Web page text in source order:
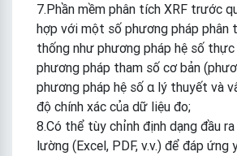
7.Phần mềm phân tích XRF trước
hợp với một số phương pháp phân
thống như phương pháp hệ số thực
phương pháp tham số cơ bản
phương pháp hệ số α lý thuyết và
độ chính xác của dữ liệu đo;
8.Có thể tùy chỉnh định dạng đầu
lường (Excel, PDF, v.v.) để đáp ứng